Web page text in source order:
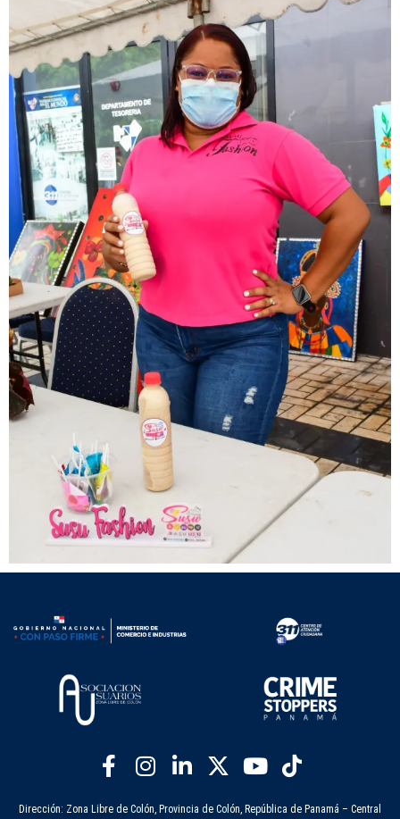
Dirección: Zona Libre de Colón, Provincia de Colón, República de Panamá – Central